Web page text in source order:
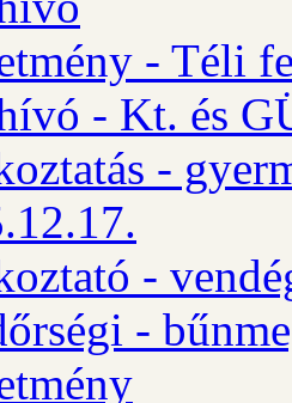
- Téli
- Kt. és
-
-
-